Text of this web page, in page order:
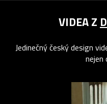
VIDEA Z
Jedinečný český design
nejen